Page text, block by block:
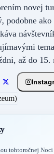
novej
podobne ako
až do 15.
tohtoročnej